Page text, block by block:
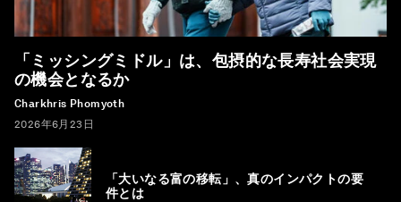
「ミッシングミドル」は、包摂的な長寿社会実現
の機会となるか
Charkhris Phomyoth
2026年6月23日
「大いなる富の移転」、真のインパクトの要
件とは